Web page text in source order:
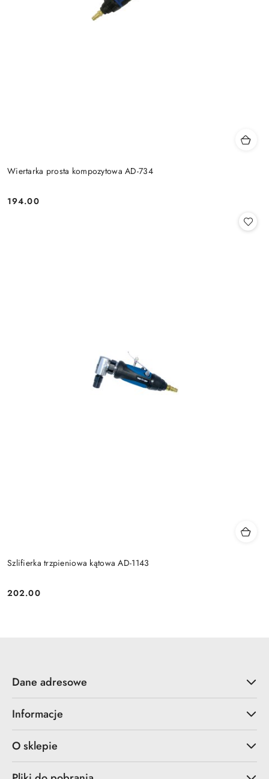
Wiertarka prosta kompozytowa AD-734
Cena:
194.00
Szlifierka trzpieniowa kątowa AD-1143
Cena:
202.00
Dane adresowe
Informacje
O sklepie